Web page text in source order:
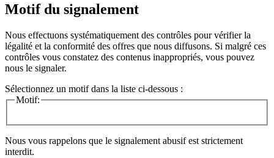
Motif du signalement
Nous effectuons systématiquement des contrôles pour vérifier la
légalité et la conformité des offres que nous diffusons. Si malgré ces
contrôles vous constatez des contenus inappropriés, vous pouvez
nous le signaler.
Sélectionnez un motif dans la liste ci-dessous :
Motif:
Nous vous rappelons que le signalement abusif est strictement
interdit.